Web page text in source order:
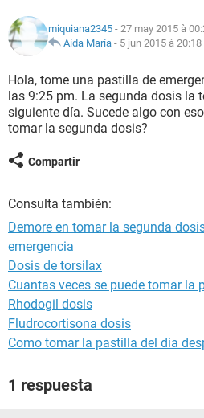
NUTRICIÓN
SEXUALIDAD
miquiana2345 - 27 may 2015 à
Aída María - 5 jun 2015 à 20:18
Hola, tome una pastilla de
las 9:25 pm. La segunda dosis la
siguiente día. Sucede algo con
tomar la segunda dosis?
Compartir
Consulta también:
Demore en tomar la segunda
emergencia
Dosis de torsilax
Cuantas veces se puede tomar la
Rhodogil dosis
Fludrocortisona dosis
Como tomar la pastilla del dia
1 respuesta